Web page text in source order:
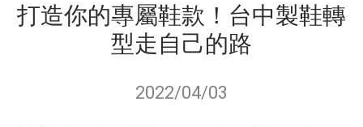
打造你的專屬鞋款！台中製鞋轉
型走自己的路
2022/04/03